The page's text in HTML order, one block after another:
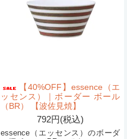
【40%OFF】essence（エ
ッセンス）｜ボーダー ボール
（BR） 【波佐見焼】
792円(税込)
essence（エッセンス）のボーダ